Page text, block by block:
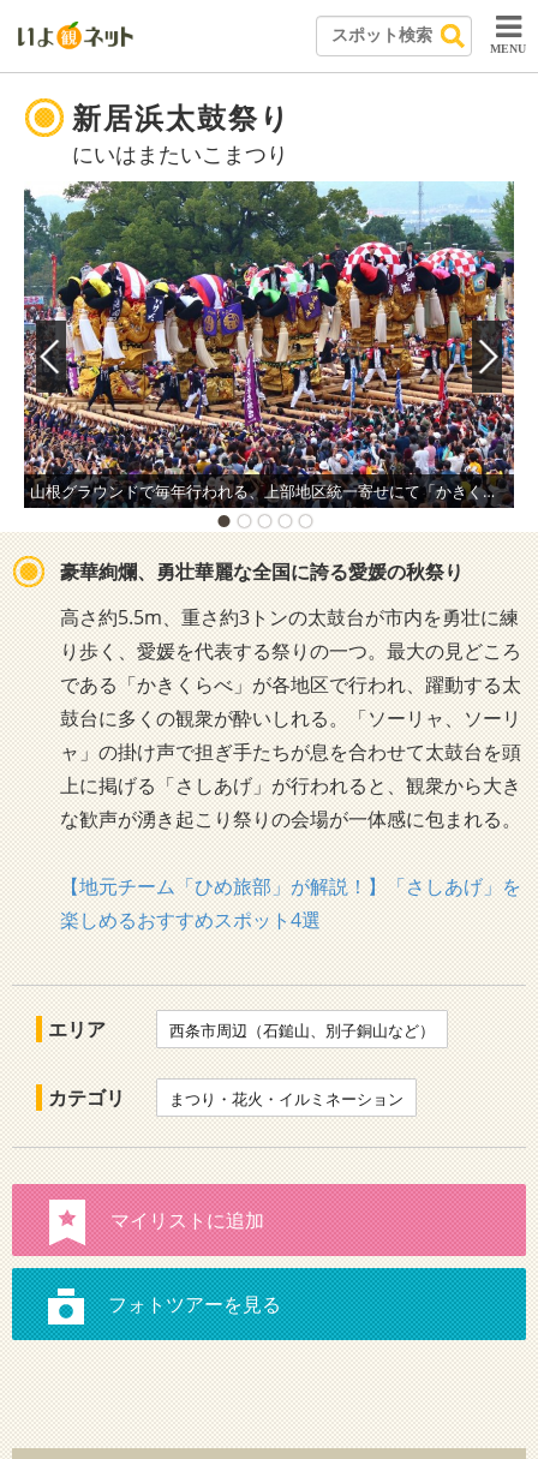
MENU
新居浜太鼓祭り
にいはまたいこまつり
山根グラウンドで毎年行われる、上部地区統一寄せにて「かきくらべ」を披露する太鼓台。
豪華絢爛、勇壮華麗な全国に誇る愛媛の秋祭り
高さ約5.5m、重さ約3トンの太鼓台が市内を勇壮に練
り歩く、愛媛を代表する祭りの一つ。最大の見どころ
である「かきくらべ」が各地区で行われ、躍動する太
鼓台に多くの観衆が酔いしれる。「ソーリャ、ソーリ
ャ」の掛け声で担ぎ手たちが息を合わせて太鼓台を頭
上に掲げる「さしあげ」が行われると、観衆から大き
な歓声が湧き起こり祭りの会場が一体感に包まれる。
【地元チーム「ひめ旅部」が解説！】「さしあげ」を
楽しめるおすすめスポット4選
エリア 西条市周辺（石鎚山、別子銅山など）
カテゴリ まつり・花火・イルミネーション